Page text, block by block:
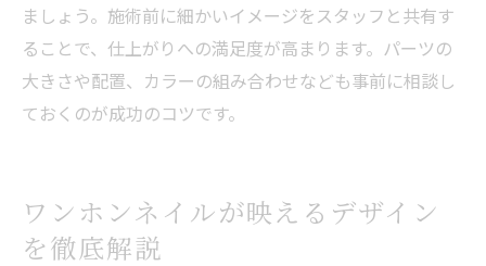
ましょう。施術前に細かいイメージをスタッフと共有す
ることで、仕上がりへの満足度が高まります。パーツの
大きさや配置、カラーの組み合わせなども事前に相談し
ておくのが成功のコツです。
ワンホンネイルが映えるデザイン
を徹底解説